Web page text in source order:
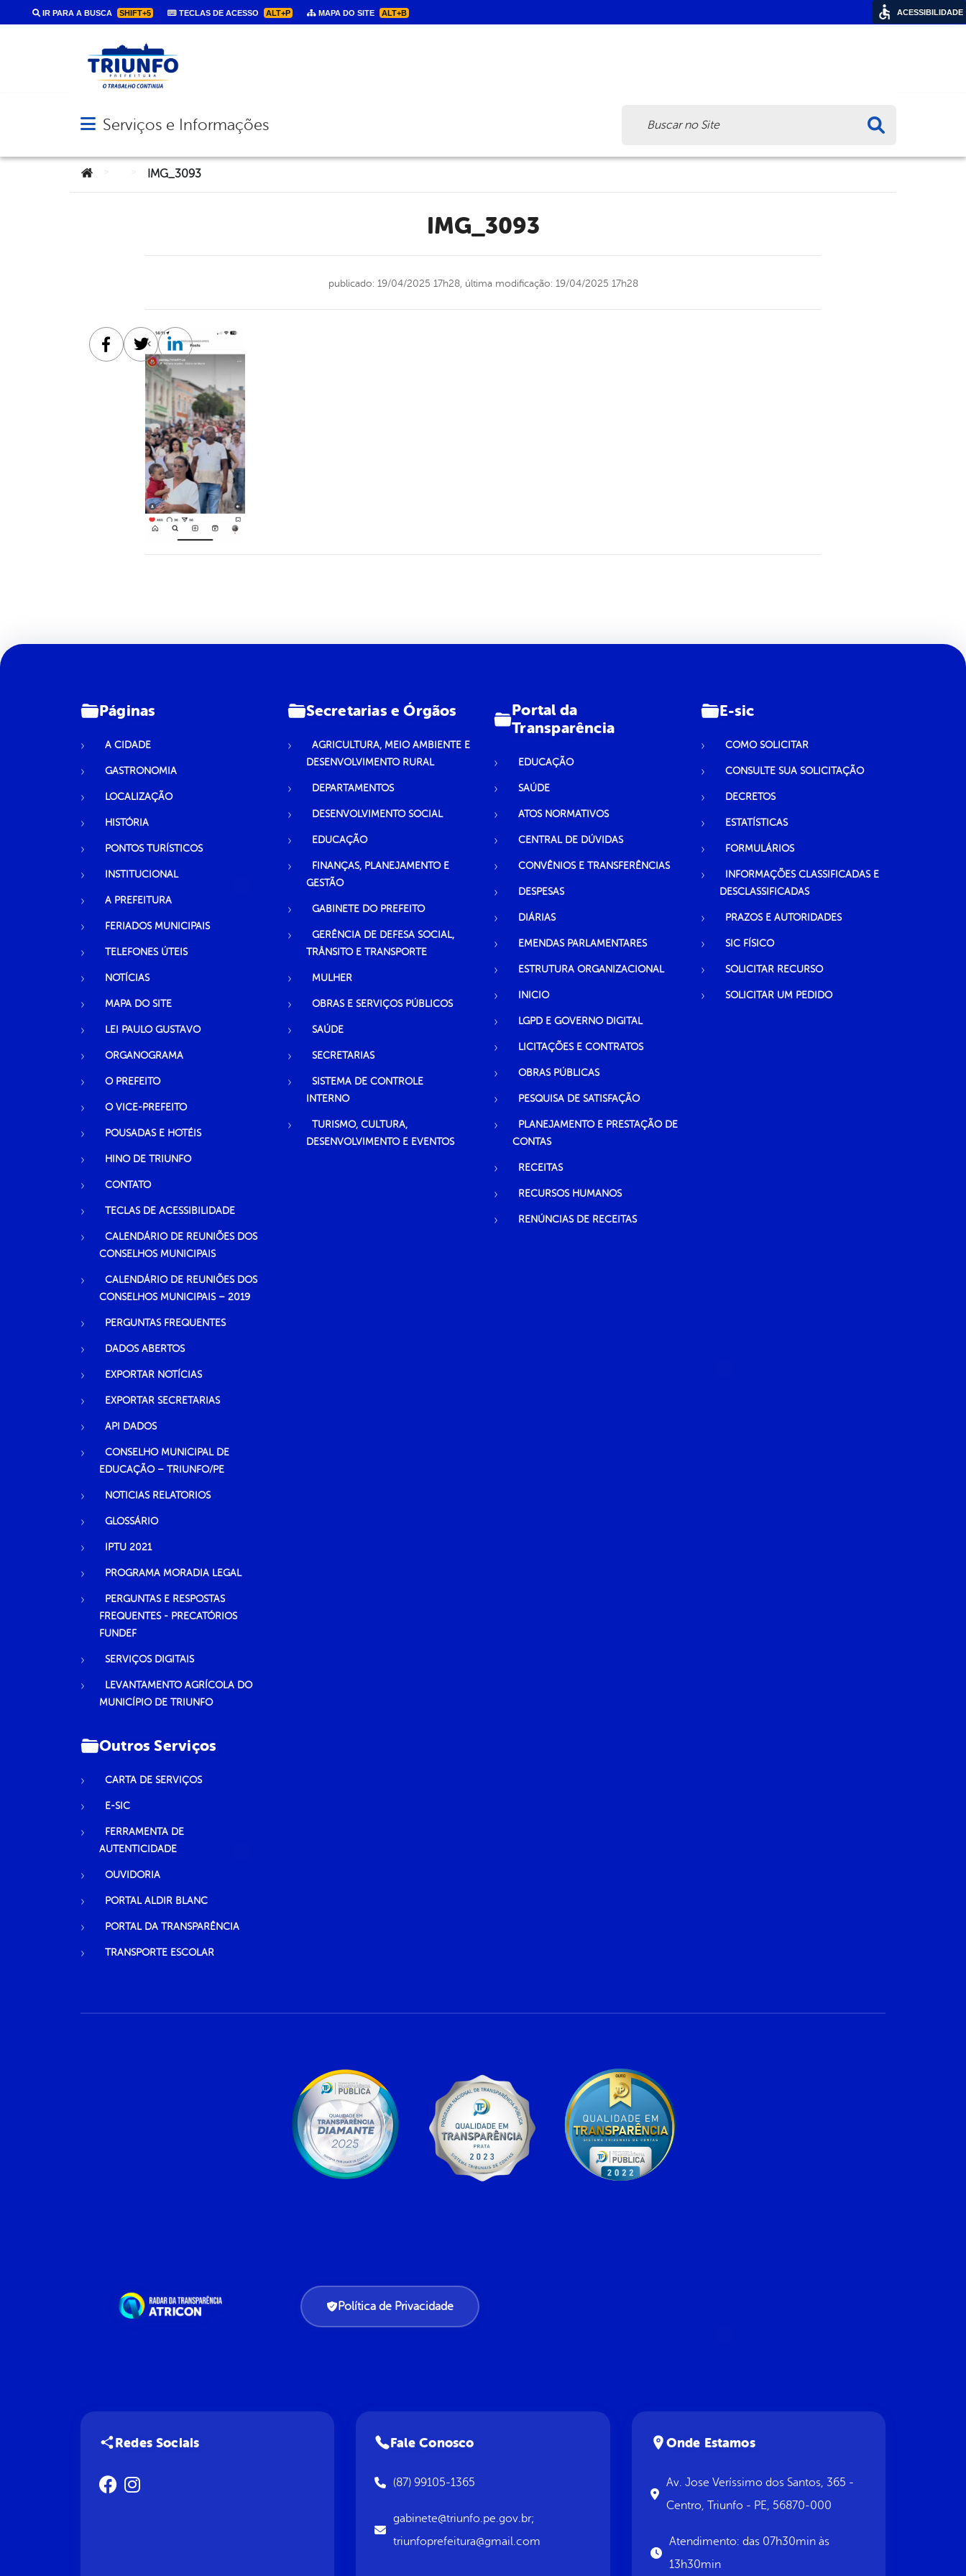
IR PARA A BUSCA SHIFT+5 TECLAS DE ACESSO ALT+P MAPA DO SITE ALT+B
Abrir menu principal de navegação
Serviços e Informações
Você está aqui:IMG_3093
IMG_3093
publicado: 19/04/2025 17h28, última modificação: 19/04/2025 17h28
Facebook
TwitterLinkedin
Páginas
A CIDADE
GASTRONOMIA
LOCALIZAÇÃO
HISTÓRIA
PONTOS TURÍSTICOS
INSTITUCIONAL
A PREFEITURA
FERIADOS MUNICIPAIS
TELEFONES ÚTEIS
NOTÍCIAS
MAPA DO SITE
LEI PAULO GUSTAVO
ORGANOGRAMA
O PREFEITO
O VICE-PREFEITO
POUSADAS E HOTÉIS
HINO DE TRIUNFO
CONTATO
TECLAS DE ACESSIBILIDADE
CALENDÁRIO DE REUNIÕES DOS
CONSELHOS MUNICIPAIS
CALENDÁRIO DE REUNIÕES DOS
CONSELHOS MUNICIPAIS – 2019
PERGUNTAS FREQUENTES
DADOS ABERTOS
EXPORTAR NOTÍCIAS
EXPORTAR SECRETARIAS
API DADOS
CONSELHO MUNICIPAL DE
EDUCAÇÃO – TRIUNFO/PE
NOTICIAS RELATORIOS
GLOSSÁRIO
IPTU 2021
PROGRAMA MORADIA LEGAL
PERGUNTAS E RESPOSTAS
FREQUENTES - PRECATÓRIOS
FUNDEF
SERVIÇOS DIGITAIS
LEVANTAMENTO AGRÍCOLA DO
MUNICÍPIO DE TRIUNFO
Secretarias e Órgãos
AGRICULTURA, MEIO AMBIENTE E
DESENVOLVIMENTO RURAL
DEPARTAMENTOS
DESENVOLVIMENTO SOCIAL
EDUCAÇÃO
FINANÇAS, PLANEJAMENTO E
GESTÃO
GABINETE DO PREFEITO
GERÊNCIA DE DEFESA SOCIAL,
TRÂNSITO E TRANSPORTE
MULHER
OBRAS E SERVIÇOS PÚBLICOS
SAÚDE
SECRETARIAS
SISTEMA DE CONTROLE
INTERNO
TURISMO, CULTURA,
DESENVOLVIMENTO E EVENTOS
Portal da
Transparência
EDUCAÇÃO
SAÚDE
ATOS NORMATIVOS
CENTRAL DE DÚVIDAS
CONVÊNIOS E TRANSFERÊNCIAS
DESPESAS
DIÁRIAS
EMENDAS PARLAMENTARES
ESTRUTURA ORGANIZACIONAL
INICIO
LGPD E GOVERNO DIGITAL
LICITAÇÕES E CONTRATOS
OBRAS PÚBLICAS
PESQUISA DE SATISFAÇÃO
PLANEJAMENTO E PRESTAÇÃO DE
CONTAS
RECEITAS
RECURSOS HUMANOS
RENÚNCIAS DE RECEITAS
E-sic
COMO SOLICITAR
CONSULTE SUA SOLICITAÇÃO
DECRETOS
ESTATÍSTICAS
FORMULÁRIOS
INFORMAÇÕES CLASSIFICADAS E
DESCLASSIFICADAS
PRAZOS E AUTORIDADES
SIC FÍSICO
SOLICITAR RECURSO
SOLICITAR UM PEDIDO
Outros Serviços
CARTA DE SERVIÇOS
E-SIC
FERRAMENTA DE
AUTENTICIDADE
OUVIDORIA
PORTAL ALDIR BLANC
PORTAL DA TRANSPARÊNCIA
TRANSPORTE ESCOLAR
Política de Privacidade
Redes Sociais Fale Conosco
(87) 99105-1365
gabinete@triunfo.pe.gov.br;
triunfoprefeitura@gmail.com
Onde Estamos
Av. Jose Veríssimo dos Santos, 365 -
Centro, Triunfo - PE, 56870-000
Atendimento: das 07h30min às
13h30min
ACESSIBILIDADE